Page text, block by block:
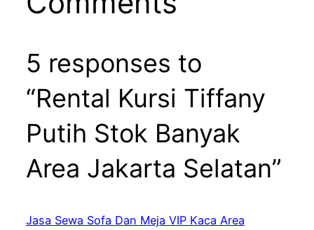
5 responses to
“Rental Kursi Tiffany
Putih Stok Banyak
Area Jakarta Selatan”
Jasa Sewa Sofa Dan Meja VIP Kaca Area